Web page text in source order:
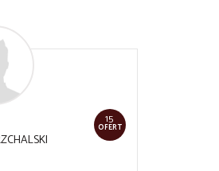
15
OFERT